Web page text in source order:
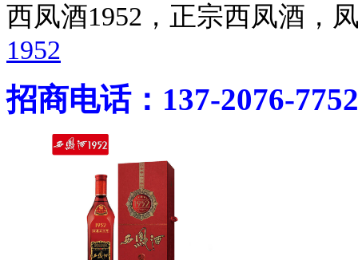
西凤酒1952，正宗西凤酒
1952
招商电话：137-2076-7752